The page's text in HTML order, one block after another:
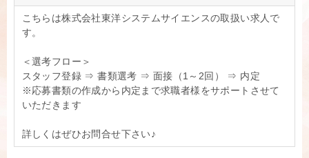
こちらは株式会社東洋システムサイエンスの取扱い求人で
す。
＜選考フロー＞
スタッフ登録 ⇒ 書類選考 ⇒ 面接（1～2回） ⇒ 内定
※応募書類の作成から内定まで求職者様をサポートさせて
いただきます
詳しくはぜひお問合せ下さい♪